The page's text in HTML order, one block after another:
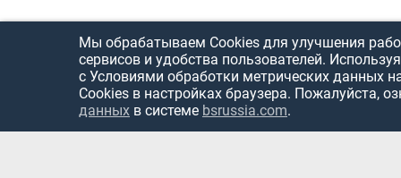
Мы обрабатываем Cookies для улучшения
сервисов и удобства пользователей.
с Условиями обработки метрических данных
Cookies в настройках браузера. Пожалуйста,
данных в системе bsrussia.com.